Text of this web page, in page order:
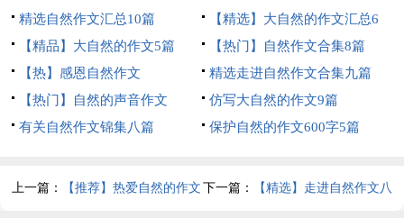
三篇
精选自然作文汇总10篇
【精选】大自然的作文汇总6
篇
【精品】大自然的作文5篇
【热门】自然作文合集8篇
【热】感恩自然作文
精选走进自然作文合集九篇
【热门】自然的声音作文
仿写大自然的作文9篇
有关自然作文锦集八篇
保护自然的作文600字5篇
上一篇： 【推荐】热爱自然的作文 下一篇： 【精选】走进自然作文八